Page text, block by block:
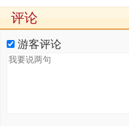
评论
游客评论